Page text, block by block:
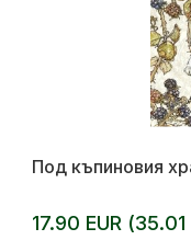
Под къпиновия
17.90 EUR